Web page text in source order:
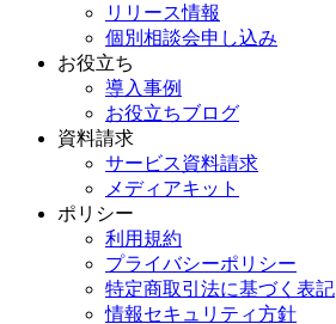
リリース情報
個別相談会申し込み
お役立ち
導入事例
お役立ちブログ
資料請求
サービス資料請求
メディアキット
ポリシー
利用規約
プライバシーポリシー
特定商取引法に基づく表記
情報セキュリティ方針